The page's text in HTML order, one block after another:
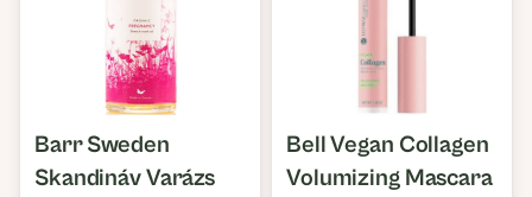
Barr Sweden
Skandináv Varázs
Bell Vegan Collagen
Volumizing Mascara